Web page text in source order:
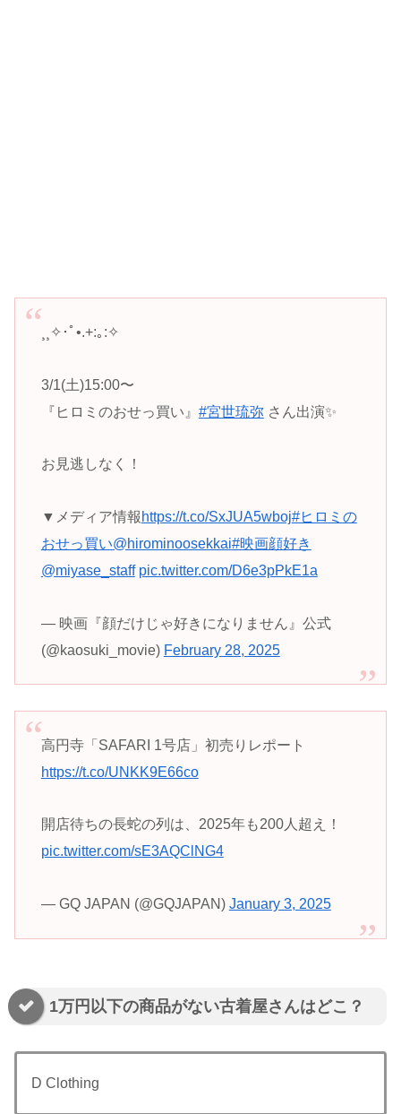
¸¸✧･ﾟ•.+:｡:✧
3/1(土)15:00〜
『ヒロミのおせっ買い』 #宮世琉弥さん出演✨
お見逃しなく！
▼メディア情報 https://t.co/SxJUA5wboj#ヒロミの
おせっ買い@hirominoosekkai#映画顔好き
@miyase_staff pic.twitter.com/D6e3pPkE1a
— 映画『顔だけじゃ好きになりません』公式
(@kaosuki_movie) February 28, 2025
高円寺「SAFARI 1号店」初売りレポート
https://t.co/UNKK9E66co
開店待ちの長蛇の列は、2025年も200人超え！
pic.twitter.com/sE3AQClNG4
— GQ JAPAN (@GQJAPAN) January 3, 2025
1万円以下の商品がない古着屋さんはどこ？
D Clothing